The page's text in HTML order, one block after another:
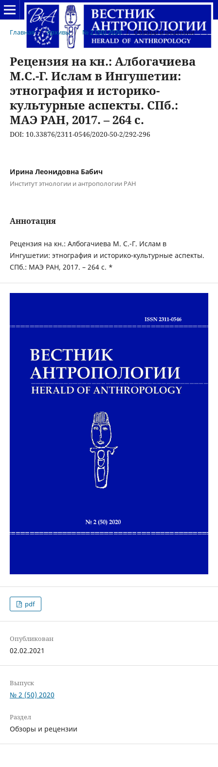
Главная / Архивы / № 2 (50) 2020 / Обзоры и рецензии
Рецензия на кн.: Албогачиева
М.С.-Г. Ислам в Ингушетии:
этнография и историко-
культурные аспекты. СПб.:
МАЭ РАН, 2017. – 264 с.
DOI: 10.33876/2311-0546/2020-50-2/292-296
Ирина Леонидовна Бабич
Институт этнологии и антропологии РАН
Аннотация
Рецензия на кн.: Албогачиева М. С.-Г. Ислам в
Ингушетии: этнография и историко-культурные аспекты.
СПб.: МАЭ РАН, 2017. – 264 с. *
pdf
Опубликован
02.02.2021
Выпуск
№ 2 (50) 2020
Раздел
Обзоры и рецензии